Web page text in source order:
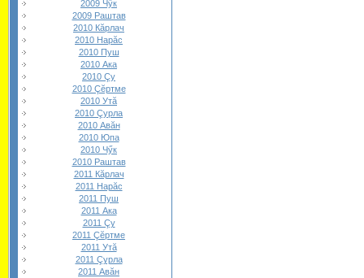
2009 Чӳк
2009 Раштав
2010 Кăрлач
2010 Нарăс
2010 Пуш
2010 Ака
2010 Çу
2010 Çĕртме
2010 Утă
2010 Çурла
2010 Авăн
2010 Юпа
2010 Чӳк
2010 Раштав
2011 Кăрлач
2011 Нарăс
2011 Пуш
2011 Ака
2011 Çу
2011 Çĕртме
2011 Утă
2011 Çурла
2011 Авăн